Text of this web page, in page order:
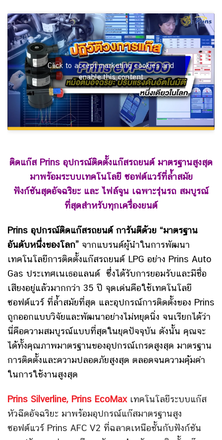
Click to accept marketing cookies and
enable this content
ติดแก๊ส Prins อุปกรณ์ติดตั้งแก๊สรถยนต์ มาตรฐานสูงสุด
มาพร้อมระบบเทคโนโลยี ซอฟต์แวร์ที่ล้ำสมัย
ฟังก์ชันสุดอัจฉริยะ และ ไฟล์จูน เฉพาะรุ่นรถ สมบูรณ์
ที่สุดสำหรับทุกเครื่องยนต์
Prins อุปกรณ์ติดแก๊สรถยนต์ การันตีด้วย “มาตรฐาน
อันดับหนึ่งของโลก” จากแบรนด์ผู้นำในการพัฒนา
เทคโนโลยีการติดตั้งแก๊สรถยนต์ LPG อย่าง Prins Auto
Gas ประเทศเนเธอแลนด์ ซึ่งได้รับการยอมรับและมีชื่อ
เสียงอยู่แล้วมากกว่า 35 ปี จุดเด่นคือใช้เทคโนโลยี
ซอฟต์แวร์ ที่ล้ำสมัยที่สุด และอุปกรณ์การติดตั้งของ Prins
ถูกออกแบบวิจัยและพัฒนาอย่างไม่หยุดนิ่ง จนเรียกได้ว่า
นี่คือความสมบูรณ์แบบที่สุดในยุคปัจจุบัน ดังนั้น คุณจะ
ได้ทั้งคุณภาพมาตรฐานของอุปกรณ์เกรดสูงสุด มาตรฐาน
การติดตั้งและความปลอดภัยสูงสุด ตลอดจนความคุ้มค่า
ในการใช้งานสูงสุด
Prins Silverline, Prins EcoMax เทคโนโลยีระบบแก๊ส
หัวฉีดอัจฉริยะ มาพร้อมอุปกรณ์แก๊สมาตรฐานสูง
ซอฟต์แวร์ Prins AFC V2 ที่ฉลาดเหนือชั้นกับฟังก์ชัน